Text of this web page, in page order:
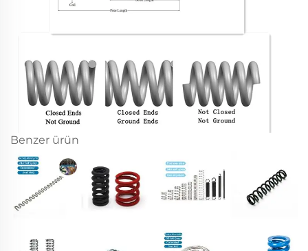
Benzer ürün